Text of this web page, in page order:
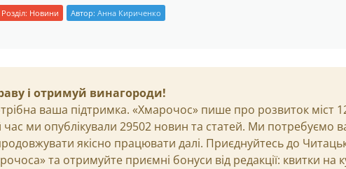
Розділ: Новини Автор: Анна Кириченко
і отримуй винагороди!
ваша підтримка. «Хмарочос» пише про розвиток міст
час ми опублікували 29502 новин та статей. Ми потребуємо
якісно працювати далі. Приєднуйтесь до
та отримуйте приємні бонуси від редакції: квитки на